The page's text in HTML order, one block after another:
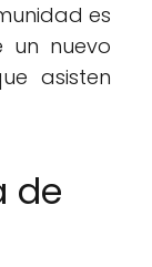
es
un nuevo
asisten
de